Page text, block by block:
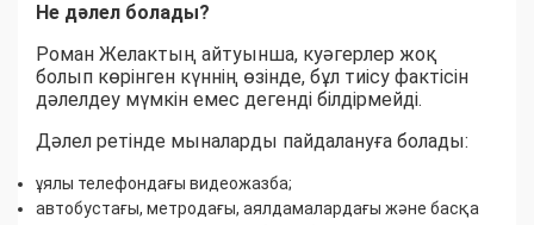
Не дәлел болады?
Роман Желактың айтуынша, куәгерлер жоқ
болып көрінген күннің өзінде, бұл тиісу фактісін
дәлелдеу мүмкін емес дегенді білдірмейді.
Дәлел ретінде мыналарды пайдалануға болады:
ұялы телефондағы видеожазба;
автобустағы, метродағы, аялдамалардағы және басқа